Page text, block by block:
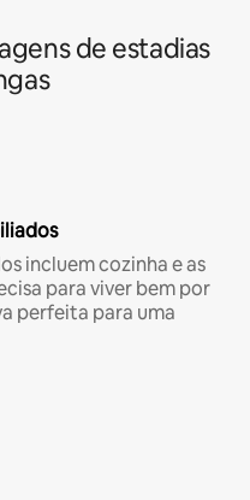
de estadias
incluem cozinha e as
para viver bem por
perfeita para uma